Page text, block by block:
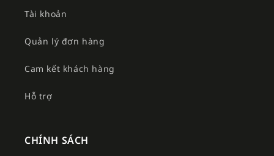
Tài khoản
Quản lý đơn hàng
Cam kết khách hàng
Hỗ trợ
CHÍNH SÁCH